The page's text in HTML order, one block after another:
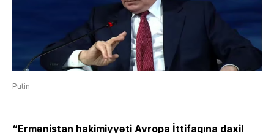
Putin
“Ermənistan hakimiyyəti Avropa İttifaqına daxil